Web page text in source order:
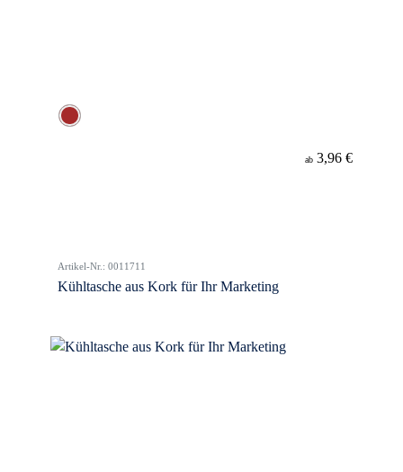
ab 3,96 €
Artikel-Nr.: 0011711
Kühltasche aus Kork für Ihr Marketing